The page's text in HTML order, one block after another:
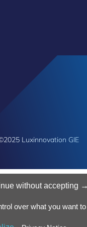
Luxinnovation GIE
without accepting
over what you want to